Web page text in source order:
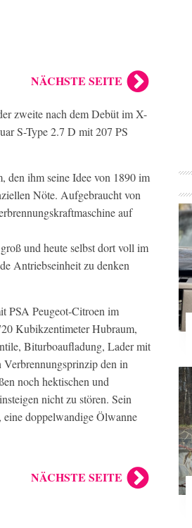
NÄCHSTE SEITE
zweite nach dem Debüt im X-
S-Type 2.7 D mit 207 PS
den ihm seine Idee von 1890 im
Nöte. Aufgebraucht von
auf
und heute selbst dort voll im
Antriebseinheit zu denken
PSA Peugeot-Citroen im
Kubikzentimeter Hubraum,
Biturboaufladung, Lader mit
den in
noch hektischen und
nicht zu stören. Sein
doppelwandige Ölwanne
NÄCHSTE SEITE